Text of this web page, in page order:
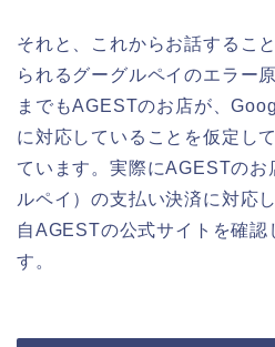
それと、これからお話するこ
られるグーグルペイのエラー
までもAGESTのお店が、
に対応していることを仮定し
ています。実際にAGESTの
ルペイ）の支払い決済に対応
自AGESTの公式サイトを確
す。